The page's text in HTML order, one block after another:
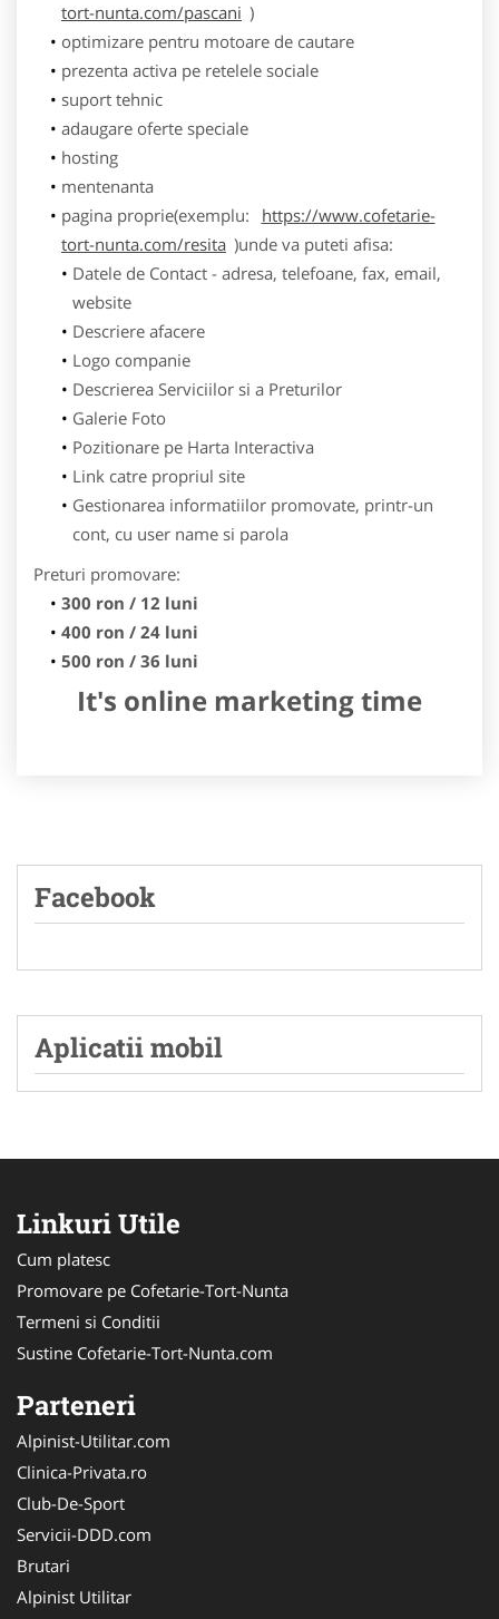
tort-nunta.com/pascani )
optimizare pentru motoare de cautare
prezenta activa pe retelele sociale
suport tehnic
adaugare oferte speciale
hosting
mentenanta
pagina proprie(exemplu:
https://www.cofetarie-
tort-nunta.com/resita )unde va puteti afisa:
Datele de Contact - adresa, telefoane, fax, email,
website
Descriere afacere
Logo companie
Descrierea Serviciilor si a Preturilor
Galerie Foto
Pozitionare pe Harta Interactiva
Link catre propriul site
Gestionarea informatiilor promovate, printr-un
cont, cu user name si parola
Preturi promovare:
300 ron / 12 luni
400 ron / 24 luni
500 ron / 36 luni
It's online marketing time
Facebook
Aplicatii mobil
Linkuri Utile
Cum platesc
Promovare pe Cofetarie-Tort-Nunta
Termeni si Conditii
Sustine Cofetarie-Tort-Nunta.com
Parteneri
Alpinist-Utilitar.com
Clinica-Privata.ro
Club-De-Sport
Servicii-DDD.com
Brutari
Alpinist Utilitar